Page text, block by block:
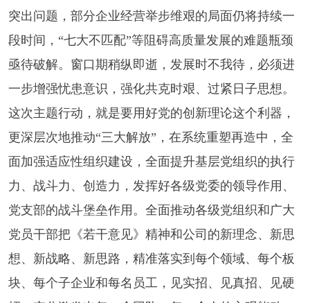
突出问题，部分企业经营举步维艰的局面仍将持续一
段时间，“七大不匹配”等阻碍高质量发展的难题瓶颈
亟待破解。窗口期稍纵即逝，发展时不我待，必须进
一步增强忧患意识，强化共克时艰、过紧日子思想。
这次主题行动，就是要用好党的创新理论这个利器，
更深层次地推动“三大解放”，在系统重塑再造中，全
面加强适应性组织建设，全面提升基层党组织的执行
力、战斗力、创造力，发挥好各级党委的领导作用、
党支部的战斗堡垒作用。全面推动各级党组织和广大
党员干部把《若干意见》精神和公司的新理念、新思
想、新战略、新思路，精准落实到每个领域、每个板
块、每个子企业和每名员工，见实招、见真招、见硬